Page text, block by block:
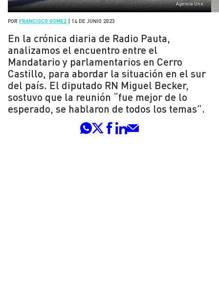
Agencia Uno
POR FRANCISCO GOMEZ 14 DE JUNIO 2023
En la crónica diaria de Radio Pauta,
analizamos el encuentro entre el
Mandatario y parlamentarios en Cerro
Castillo, para abordar la situación en el sur
del país. El diputado RN Miguel Becker,
sostuvo que la reunión “fue mejor de lo
esperado, se hablaron de todos los temas”.